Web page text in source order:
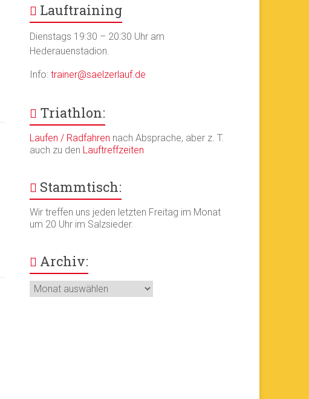
Lauftraining
Dienstags 19:30 – 20:30 Uhr am
Hederauenstadion.
Info:trainer@saelzerlauf.de
Triathlon:
Laufen / Radfahren nach Absprache, aber z. T.
auch zu den Lauftreffzeiten
Stammtisch:
Wir treffen uns jeden letzten Freitag im Monat
um 20 Uhr im Salzsieder.
Archiv:
Archiv: